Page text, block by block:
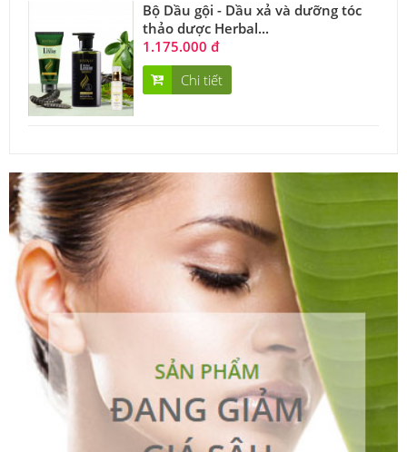
Bộ Dầu gội - Dầu xả và dưỡng tóc
thảo dược Herbal...
1.175.000 đ
Chi tiết